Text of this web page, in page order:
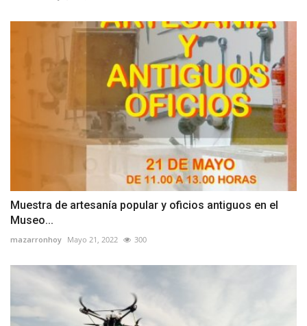
Muestra de artesanía popular y oficios antiguos en el
Museo...
mazarronhoy Mayo 21, 2022 300